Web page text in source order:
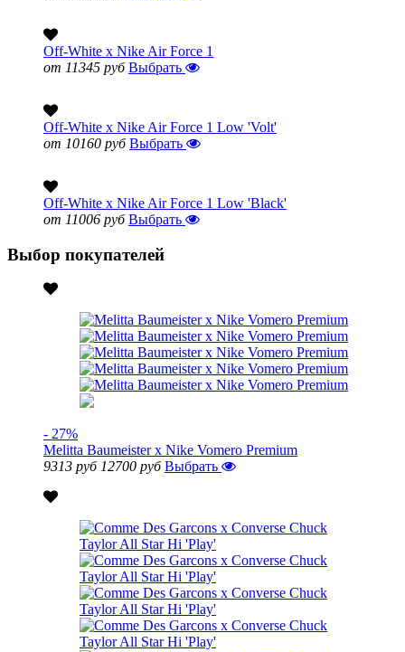
Off-White x Nike Air Force 1
от 11345 руб Выбрать
Off-White x Nike Air Force 1 Low 'Volt'
от 10160 руб Выбрать
Off-White x Nike Air Force 1 Low 'Black'
от 11006 руб Выбрать
Выбор покупателей
- 27%
Melitta Baumeister x Nike Vomero Premium
9313 руб 12700 руб Выбрать